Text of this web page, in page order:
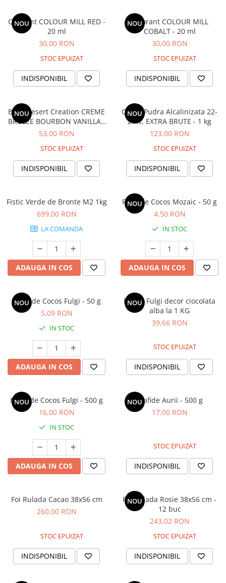
NOU
Colorant COLOUR MILL RED -
20 ml
30,00 RON
STOC EPUIZAT
INDISPONIBIL
NOU
Colorant COLOUR MILL
COBALT - 20 ml
30,00 RON
STOC EPUIZAT
INDISPONIBIL
NOU
Baza Desert Creation CREME
BRULEE BOURBON VANILLA -
1L
53,00 RON
STOC EPUIZAT
INDISPONIBIL
NOU
Cacao Pudra Alcalinizata 22-
24%, EXTRA BRUTE - 1 kg
123,00 RON
STOC EPUIZAT
INDISPONIBIL
Fistic Verde de Bronte M2 1kg
699,00 RON
LA COMANDA
ADAUGA IN COS
NOU
Fulgi de Cocos Mozaic - 50 g
4,50 RON
IN STOC
ADAUGA IN COS
NOU
Nuca de Cocos Fulgi - 50 g
5,09 RON
IN STOC
ADAUGA IN COS
NOU
Paiete Fulgi decor ciocolata
alba la 1 KG
39,66 RON
STOC EPUIZAT
INDISPONIBIL
NOU
Nuca de Cocos Fulgi - 500 g
16,00 RON
IN STOC
ADAUGA IN COS
NOUStafide Aurii - 500 g
17,00 RON
STOC EPUIZAT
INDISPONIBIL
Foi Rulada Cacao 38x56 cm
260,00 RON
STOC EPUIZAT
INDISPONIBIL
NOU
Foi Rulada Rosie 38x56 cm -
12 buc
243,02 RON
STOC EPUIZAT
INDISPONIBIL